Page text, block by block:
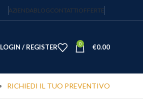
AZIENDABLOGCONTATTIOFFERTE
LOGIN / REGISTER 0 €0.00
RICHIEDI IL TUO PREVENTIVO